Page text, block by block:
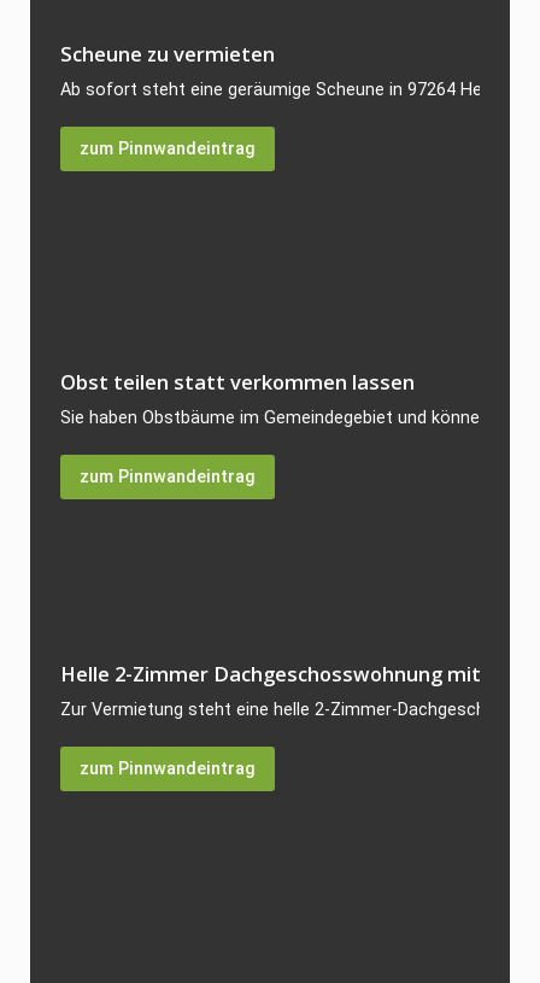
Scheune zu vermieten
Ab sofort steht eine geräumige Scheune in 97264
zum Pinnwandeintrag
Obst teilen statt verkommen lassen
Sie haben Obstbäume im Gemeindegebiet und können die
zum Pinnwandeintrag
Helle 2-Zimmer Dachgeschosswohnung mit 64
Zur Vermietung steht eine helle 2-Zimmer-
zum Pinnwandeintrag